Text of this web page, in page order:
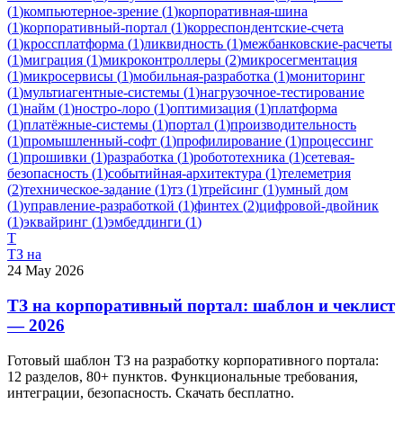
(1)компьютерное-зрение (1)корпоративная-шина
(1)корпоративный-портал (1)корреспондентские-счета
(1)кроссплатформа (1)ликвидность (1)межбанковские-расчеты
(1)миграция (1)микроконтроллеры (2)микросегментация
(1)микросервисы (1)мобильная-разработка (1)мониторинг
(1)мультиагентные-системы (1)нагрузочное-тестирование
(1)найм (1)ностро-лоро (1)оптимизация (1)платформа
(1)платёжные-системы (1)портал (1)производительность
(1)промышленный-софт (1)профилирование (1)процессинг
(1)прошивки (1)разработка (1)робототехника (1)сетевая-
безопасность (1)событийная-архитектура (1)телеметрия
(2)техническое-задание (1)тз (1)трейсинг (1)умный дом
(1)управление-разработкой (1)финтех (2)цифровой-двойник
(1)эквайринг (1)эмбеддинги (1)
Т
ТЗ на
24 May 2026
ТЗ на корпоративный портал: шаблон и чеклист
— 2026
Готовый шаблон ТЗ на разработку корпоративного портала:
12 разделов, 80+ пунктов. Функциональные требования,
интеграции, безопасность. Скачать бесплатно.